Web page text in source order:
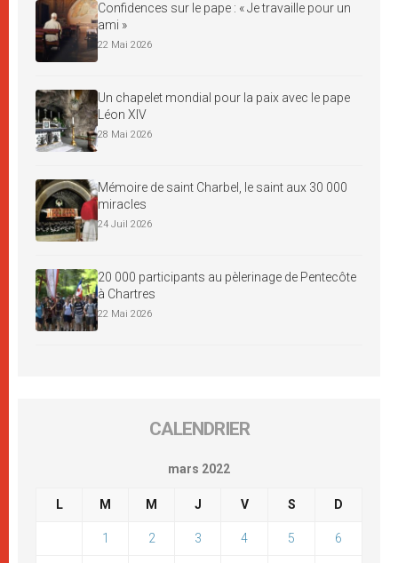
Confidences sur le pape : « Je travaille pour un
ami »
22 Mai 2026
Un chapelet mondial pour la paix avec le pape
Léon XIV
28 Mai 2026
Mémoire de saint Charbel, le saint aux 30 000
miracles
24 Juil 2026
20 000 participants au pèlerinage de Pentecôte
à Chartres
22 Mai 2026
CALENDRIER
mars 2022
L M M J V S D
1 2 3 4 5 6